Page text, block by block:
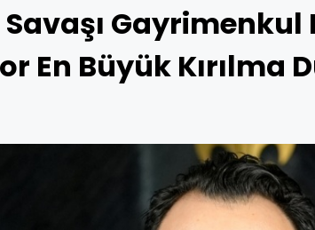
En Büyük Kırılma